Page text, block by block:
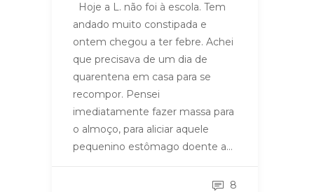
Hoje a L. não foi à escola. Tem
andado muito constipada e
ontem chegou a ter febre. Achei
que precisava de um dia de
quarentena em casa para se
recompor. Pensei
imediatamente fazer massa para
o almoço, para aliciar aquele
pequenino estômago doente a…
8